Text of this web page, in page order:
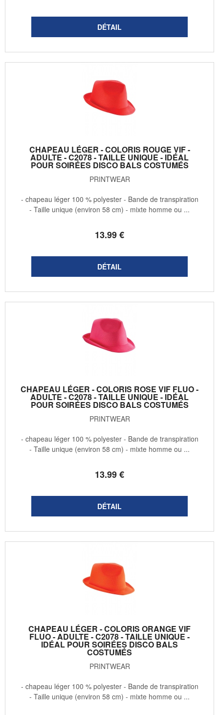
CHAPEAU LÉGER - COLORIS ROUGE VIF -
ADULTE - C2078 - TAILLE UNIQUE - IDÉAL
POUR SOIRÉES DISCO BALS COSTUMÉS
PRINTWEAR
13.99€
- chapeau léger 100 % polyester - Bande de transpiration
- Taille unique (environ 58 cm) - mixte homme ou ...
CHAPEAU LÉGER - COLORIS ROSE VIF FLUO -
ADULTE - C2078 - TAILLE UNIQUE - IDÉAL
POUR SOIRÉES DISCO BALS COSTUMÉS
PRINTWEAR
13.99€
- chapeau léger 100 % polyester - Bande de transpiration
- Taille unique (environ 58 cm) - mixte homme ou ...
CHAPEAU LÉGER - COLORIS ORANGE VIF
FLUO - ADULTE - C2078 - TAILLE UNIQUE -
IDÉAL POUR SOIRÉES DISCO BALS
COSTUMÉS
PRINTWEAR
- chapeau léger 100 % polyester - Bande de transpiration
- Taille unique (environ 58 cm) - mixte homme ou ...